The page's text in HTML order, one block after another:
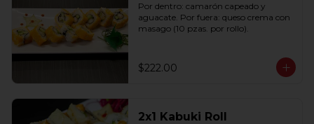
Por dentro: camarón capeado y
aguacate. Por fuera: queso crema con
masago (10 pzas. por rollo).
$222.00
2x1 Kabuki Roll